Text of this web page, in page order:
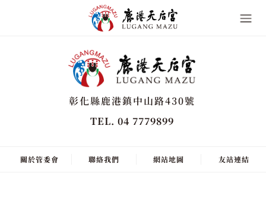
彰化縣鹿港鎮中山路430號
TEL. 04 7779899
關於管委會 聯絡我們 網站地圖 友站連結